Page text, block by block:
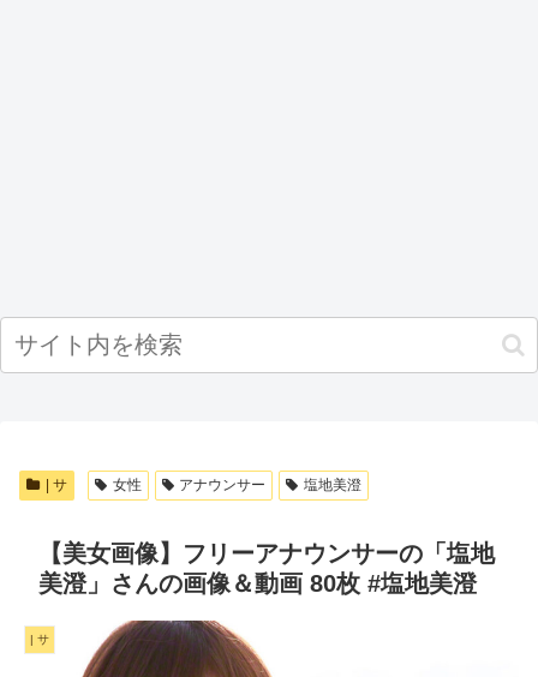
| サ 女性 アナウンサー 塩地美澄
【美女画像】フリーアナウンサーの「塩地
美澄」さんの画像＆動画 80枚 #塩地美澄
| サ